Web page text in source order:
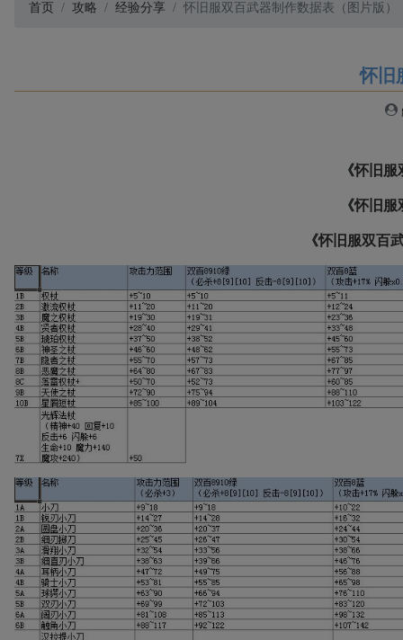
首页 攻略 经验分享 怀旧服双百武器制作数据表（图片版）
怀旧
《怀旧服
《怀旧服
《怀旧服双百